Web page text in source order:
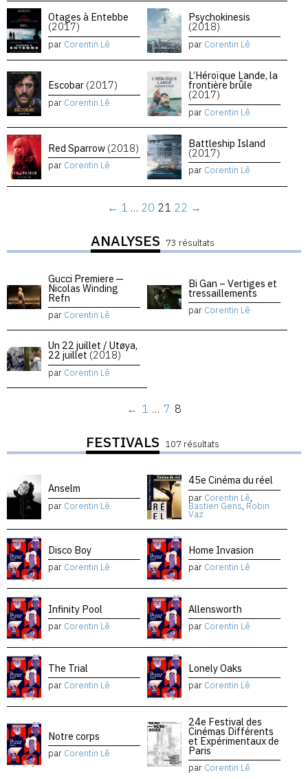
Otages à Entebbe
(2017)
par Corentin Lê
Psychokinesis
(2018)
par Corentin Lê
Escobar (2017)
par Corentin Lê
L’Héroïque Lande, la
frontière brûle
(2017)
par Corentin Lê
Red Sparrow (2018)
par Corentin Lê
Battleship Island
(2017)
par Corentin Lê
← 1 … 20 21 22 →
ANALYSES 73 résultats
Gucci Premiere —
Nicolas Winding
Refn
par Corentin Lê
Bi Gan – Vertiges et
tressaillements
par Corentin Lê
Un 22 juillet / Utøya,
22 juillet (2018)
par Corentin Lê
← 1 … 7 8
FESTIVALS 107 résultats
Anselm
par Corentin Lê
45e Cinéma du réel
par Corentin Lê,
Bastien Gens, Robin
Vaz
Disco Boy
par Corentin Lê
Home Invasion
par Corentin Lê
Infinity Pool
par Corentin Lê
Allensworth
par Corentin Lê
The Trial
par Corentin Lê
Lonely Oaks
par Corentin Lê
Notre corps
par Corentin Lê
24e Festival des
Cinémas Différents
et Expérimentaux de
Paris
par Corentin Lê